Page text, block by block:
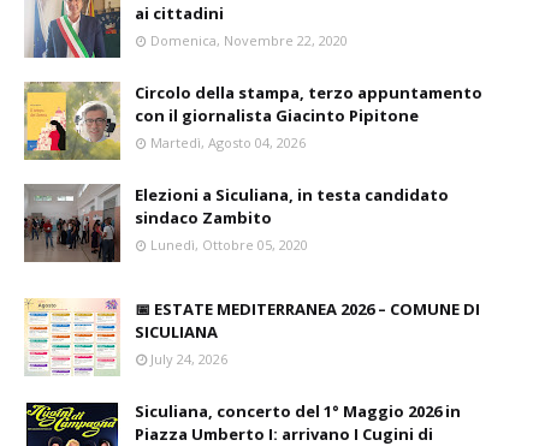
ai cittadini
Domenica, Novembre 22, 2020
Circolo della stampa, terzo appuntamento
con il giornalista Giacinto Pipitone
Martedì, Agosto 04, 2026
Elezioni a Siculiana, in testa candidato
sindaco Zambito
Lunedì, Ottobre 05, 2020
📅 ESTATE MEDITERRANEA 2026 – COMUNE DI
SICULIANA
July 24, 2026
Siculiana, concerto del 1° Maggio 2026 in
Piazza Umberto I: arrivano I Cugini di